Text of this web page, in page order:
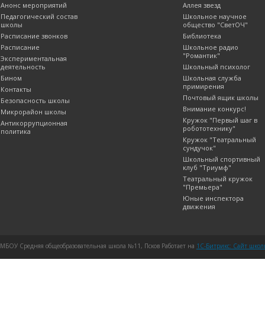
Анонс мероприятий
Педагогический состав
школы
Расписание звонков
Расписание
Экспериментальная
деятельность
Бином
Контакты
Безопасность школы
Микрорайон школы
Антикоррупционная
политика
Аллея звезд
Школьное научное
общество "СветОЧ"
Библиотека
Школьное радио
"Романтик"
Школьный психолог
Школьная служба
примирения
Почтовый ящик школы
Внимание конкурс!
Кружок "Первый шаг в
робототехнику"
Кружок "Театральный
сундучок"
Школьный спортивный
клуб "Триумф"
Театральный кружок
"Премьера"
Юные инспектора
движения
МБОУ Средняя общеобразовательная школа №11, Псков Работает на 1C-Битрикс: Сайт